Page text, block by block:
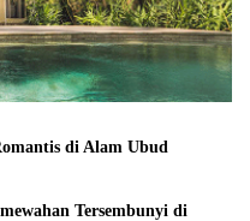
di Alam Ubud
Tersembunyi di